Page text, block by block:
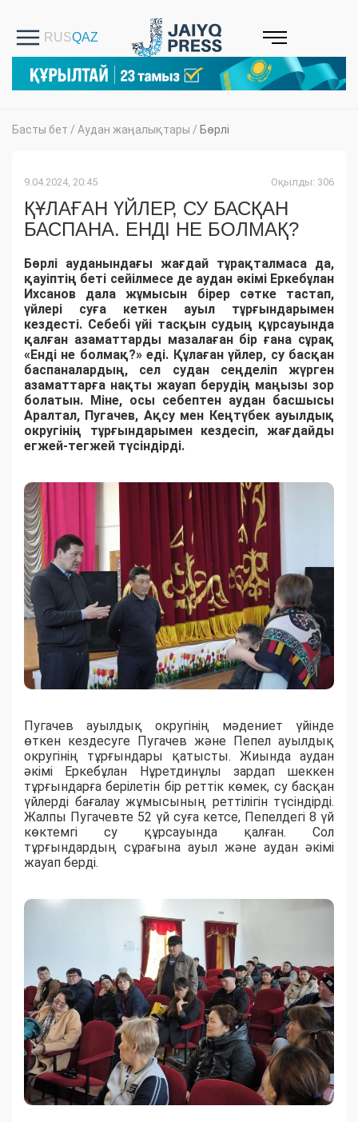
Басты бет / Аудан жаңалықтары / Бөрлі
9.04.2024, 20:45 Оқылды: 306
ҚҰЛАҒАН ҮЙЛЕР, СУ БАСҚАН
БАСПАНА. ЕНДІ НЕ БОЛМАҚ?
Бөрлі ауданындағы жағдай тұрақталмаса да,
қауіптің беті сейілмесе де аудан әкімі Еркебұлан
Ихсанов дала жұмысын бірер сәтке тастап,
үйлері суға кеткен ауыл тұрғындарымен
кездесті. Себебі үйі тасқын судың құрсауында
қалған азаматтарды мазалаған бір ғана сұрақ
«Енді не болмақ?» еді. Құлаған үйлер, су басқан
баспаналардың, сел судан сеңделіп жүрген
азаматтарға нақты жауап берудің маңызы зор
болатын. Міне, осы себептен аудан басшысы
Аралтал, Пугачев, Ақсу мен Кеңтүбек ауылдық
округінің тұрғындарымен кездесіп, жағдайды
егжей-тегжей түсіндірді.
Пугачев ауылдық округінің мәдениет үйінде
өткен кездесуге Пугачев және Пепел ауылдық
округінің тұрғындары қатысты. Жиында аудан
әкімі Еркебұлан Нұретдинұлы зардап шеккен
тұрғындарға берілетін бір реттік көмек, су басқан
үйлерді бағалау жұмысының реттілігін түсіндірді.
Жалпы Пугачевте 52 үй суға кетсе, Пепелдегі 8 үй
көктемгі су құрсауында қалған. Сол
тұрғындардың сұрағына ауыл және аудан әкімі
жауап берді.